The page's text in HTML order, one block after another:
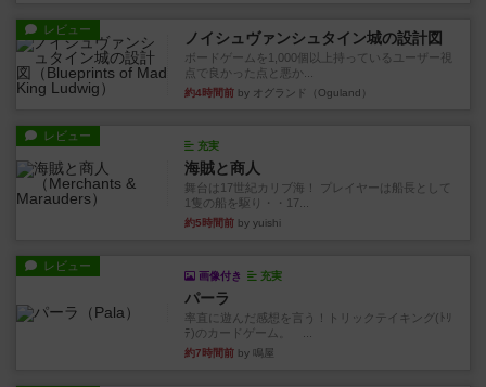
レビュー ノイシュヴァンシュタイン城の設計図
ボードゲームを1,000個以上持っているユーザー視
点で良かった点と悪か...
約4時間前 by オグランド（Oguland）
レビュー
充実
海賊と商人
舞台は17世紀カリブ海！ プレイヤーは船長として
1隻の船を駆り・・17...
約5時間前 by yuishi
レビュー
画像付き 充実
パーラ
率直に遊んだ感想を言う！トリックテイキング(ﾄﾘ
ﾃ)のカードゲーム。 ...
約7時間前 by 鳴屋